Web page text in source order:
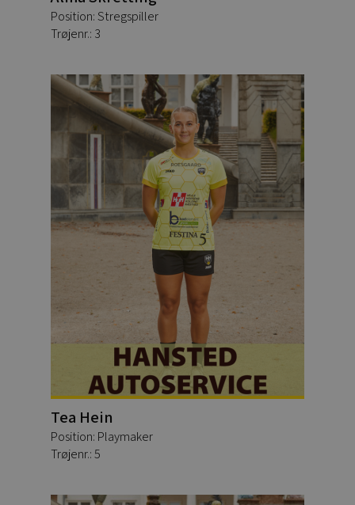
Position: Stregspiller
Trøjenr.: 3
Tea Hein
Position: Playmaker
Trøjenr.: 5